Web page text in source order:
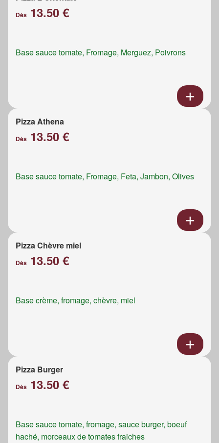
Dès 13.50 €
Base sauce tomate, Fromage, Merguez, Poivrons
Pizza Athena
Dès 13.50 €
Base sauce tomate, Fromage, Feta, Jambon, Olives
Pizza Chèvre miel
Dès 13.50 €
Base crème, fromage, chèvre, miel
Pizza Burger
Dès 13.50 €
Base sauce tomate, fromage, sauce burger, boeuf
haché, morceaux de tomates fraiches